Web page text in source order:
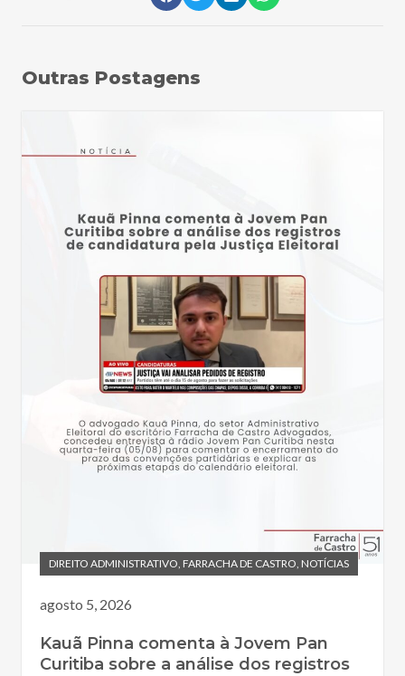
Outras Postagens
DIREITO ADMINISTRATIVO, FARRACHA DE CASTRO, NOTÍCIAS
agosto 5, 2026
Kauã Pinna comenta à Jovem Pan
Curitiba sobre a análise dos registros